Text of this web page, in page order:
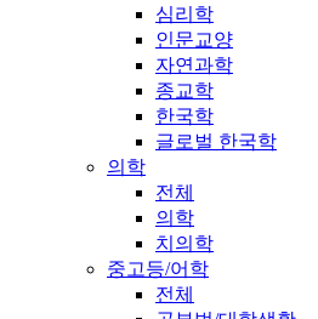
심리학
인문교양
자연과학
종교학
한국학
글로벌 한국학
의학
전체
의학
치의학
중고등/어학
전체